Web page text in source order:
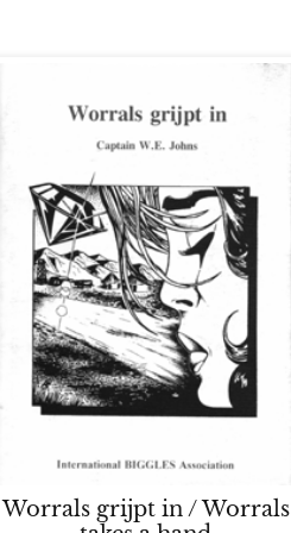
Worrals grijpt in / Worrals